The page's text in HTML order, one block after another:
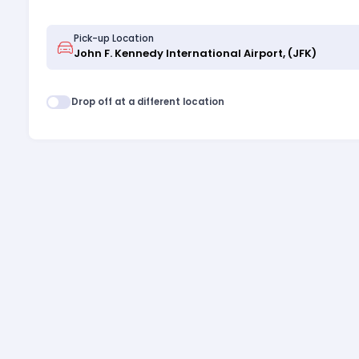
Pick-up Location
Drop off at a different location